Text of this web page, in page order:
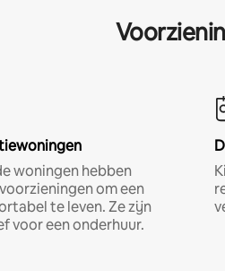
woningen hebben
om een
te leven. Ze zijn
voor een onderhuur.